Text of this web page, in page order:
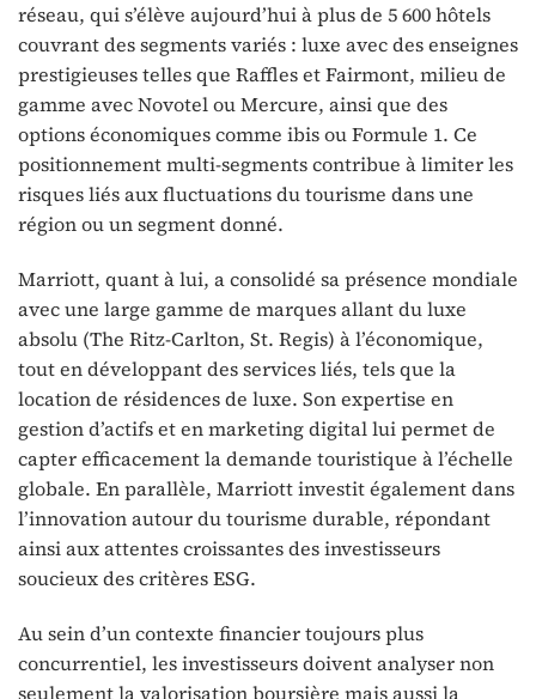
réseau, qui s’élève aujourd’hui à plus de 5 600 hôtels
couvrant des segments variés : luxe avec des enseignes
prestigieuses telles que Raffles et Fairmont, milieu de
gamme avec Novotel ou Mercure, ainsi que des
options économiques comme ibis ou Formule 1. Ce
positionnement multi-segments contribue à limiter les
risques liés aux fluctuations du tourisme dans une
région ou un segment donné.
Marriott, quant à lui, a consolidé sa présence mondiale
avec une large gamme de marques allant du luxe
absolu (The Ritz-Carlton, St. Regis) à l’économique,
tout en développant des services liés, tels que la
location de résidences de luxe. Son expertise en
gestion d’actifs et en marketing digital lui permet de
capter efficacement la demande touristique à l’échelle
globale. En parallèle, Marriott investit également dans
l’innovation autour du tourisme durable, répondant
ainsi aux attentes croissantes des investisseurs
soucieux des critères ESG.
Au sein d’un contexte financier toujours plus
concurrentiel, les investisseurs doivent analyser non
seulement la valorisation boursière mais aussi la